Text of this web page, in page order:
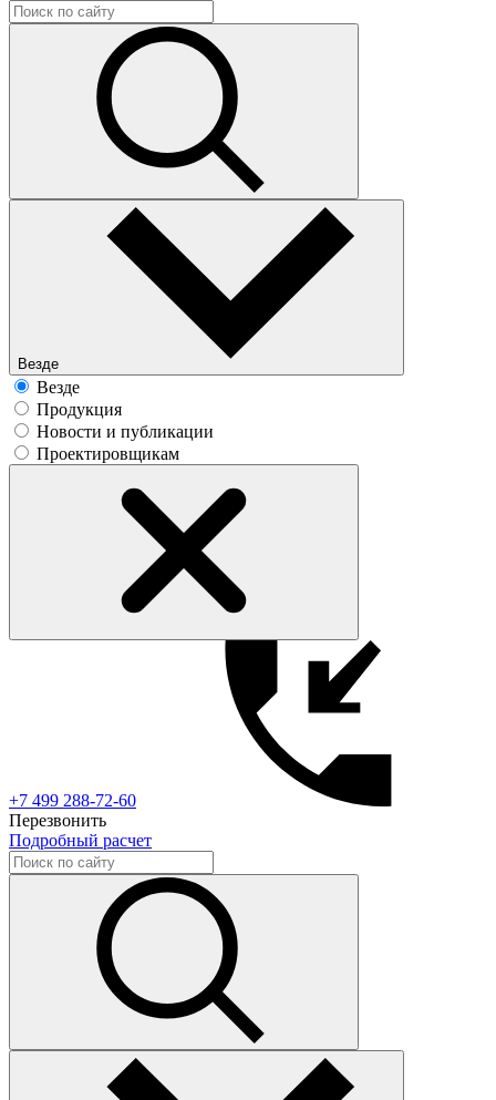
Везде
Везде
Продукция
Новости и публикации
Проектировщикам
+7 499 288-72-60
Перезвонить
Подробный расчет